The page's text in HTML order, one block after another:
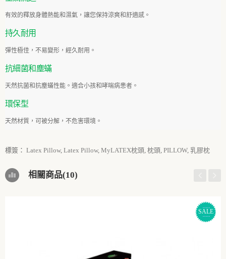
有效的釋放身體熱能和濕氣，讓您保持涼爽和舒適感。
持久耐用
彈性極佳，不易變形，經久耐用。
抗細菌和塵蟎
天然抗菌和抗塵蟎性能。適合小孩和哮喘病患者。
環保型
天然材質，可被分解，不危害環境。
標簽： Latex Pillow, Latex Pillow, MyLATEX枕頭, 枕頭, PILLOW, 乳膠枕
相關商品(10)
SALE